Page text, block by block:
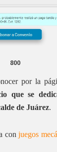
800
por la
que se
de Juárez.
conjuegos